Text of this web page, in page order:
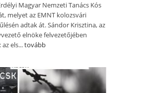
Magyar Nemzeti Tanács Kós
melyet az EMNT kolozsvári
adtak át. Sándor Krisztina, az
elnöke felvezetőjében
els...tovább